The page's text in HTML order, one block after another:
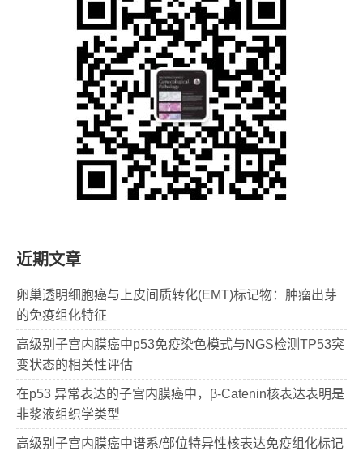
近期文章
卵巢透明细胞癌与上皮间质转化(EMT)标记物：肿瘤出芽
的免疫组化特征
高级别子宫内膜癌中p53免疫染色模式与NGS检测TP53突
变状态的相关性评估
在p53 异常表达的子宫内膜癌中，β-Catenin核表达表明是
非浆液组织学类型
高级别子宫内膜癌中谱系/部位特异性核表达免疫组化标记